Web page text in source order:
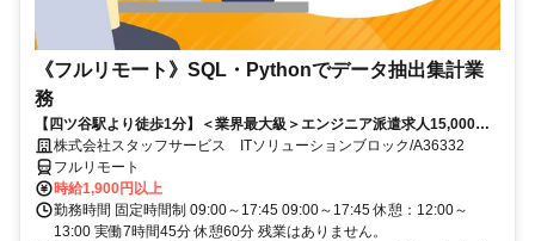
《フルリモート》SQL・Pythonでデータ抽出集計業
務
【四ツ谷駅より徒歩1分】＜業界最大級＞エンジニア派遣求人15,000件
以上◎ 来社不要のカンタン登録→最短2日で就業可能！！
株式会社スタッフサービス ITソリューションブロック/A36332
フルリモート
時給1,900円以上
勤務時間 固定時間制 09:00～17:45 09:00～17:45 休憩：12:00～
13:00 実働7時間45分 休憩60分 残業はありません。